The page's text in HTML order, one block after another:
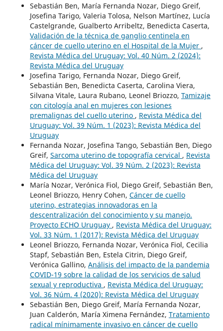
Sebastián Ben, María Fernanda Nozar, Diego Greif,
Josefina Tarigo, Valeria Tolosa, Nelson Martínez, Lucía
Castelgrande, Gualberto Arribeltz, Benedicta Caserta,
Validación de la técnica de ganglio centinela en
cáncer de cuello uterino en el Hospital de la Mujer ,
Revista Médica del Uruguay: Vol. 40 Núm. 2 (2024):
Revista Médica del Uruguay
Josefina Tarigo, Fernanda Nozar, Diego Greif,
Sebastián Ben, Benedicta Caserta, Carolina Viera,
Silvana Vitale, Laura Rubano, Leonel Briozzo, Tamizaje
con citología anal en mujeres con lesiones
premalignas del cuello uterino , Revista Médica del
Uruguay: Vol. 39 Núm. 1 (2023): Revista Médica del
Uruguay
Fernanda Nozar, Josefina Tango, Sebastián Ben, Diego
Greif, Sarcoma uterino de topografía cervical , Revista
Médica del Uruguay: Vol. 39 Núm. 2 (2023): Revista
Médica del Uruguay
María Nozar, Verónica Fiol, Diego Greif, Sebastián Ben,
Leonel Briozzo, Henry Cohen, Cáncer de cuello
uterino, estrategias innovadoras en la
descentralización del conocimiento y su manejo.
Proyecto ECHO Uruguay , Revista Médica del Uruguay:
Vol. 33 Núm. 1 (2017): Revista Médica del Uruguay
Leonel Briozzo, Fernanda Nozar, Verónica Fiol, Cecilia
Stapf, Sebastián Ben, Estela Citrin, Diego Greif,
Verónica Gallino, Análisis del impacto de la pandemia
COVID-19 sobre la calidad de los servicios de salud
sexual y reproductiva , Revista Médica del Uruguay:
Vol. 36 Núm. 4 (2020): Revista Médica del Uruguay
Sebastián Ben, Diego Greif, María Fernanda Nozar,
Juan Calderón, María Ximena Fernández, Tratamiento
radical mínimamente invasivo en cáncer de cuello